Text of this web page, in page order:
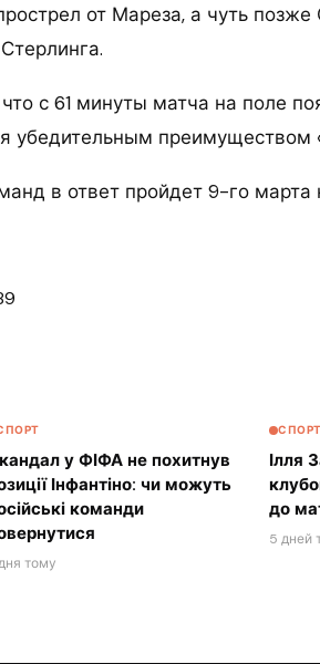
от Мареза, а чуть
что с 61 минуты матча на поле
убедительным преимуществом
в ответ пройдет 9-го марта
у ФІФА не похитнув
Інфантіно: чи можуть
команди
тому
СПОРТ
Ілля
до
5 дней